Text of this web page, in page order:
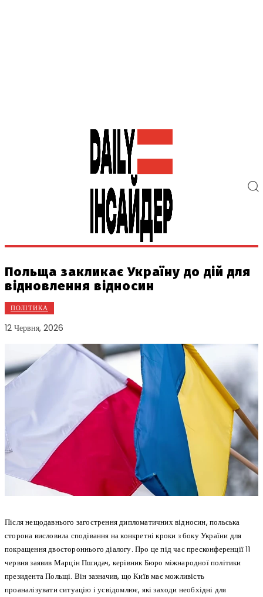
Польща закликає Україну до дій для
відновлення відносин
ПОЛІТИКА
12 Червня, 2026
Після нещодавнього загострення дипломатичних відносин, польська
сторона висловила сподівання на конкретні кроки з боку України для
покращення двостороннього діалогу. Про це під час пресконференції 11
червня заявив Марцін Пшидач, керівник Бюро міжнародної політики
президента Польщі. Він зазначив, що Київ має можливість
проаналізувати ситуацію і усвідомлює, які заходи необхідні для